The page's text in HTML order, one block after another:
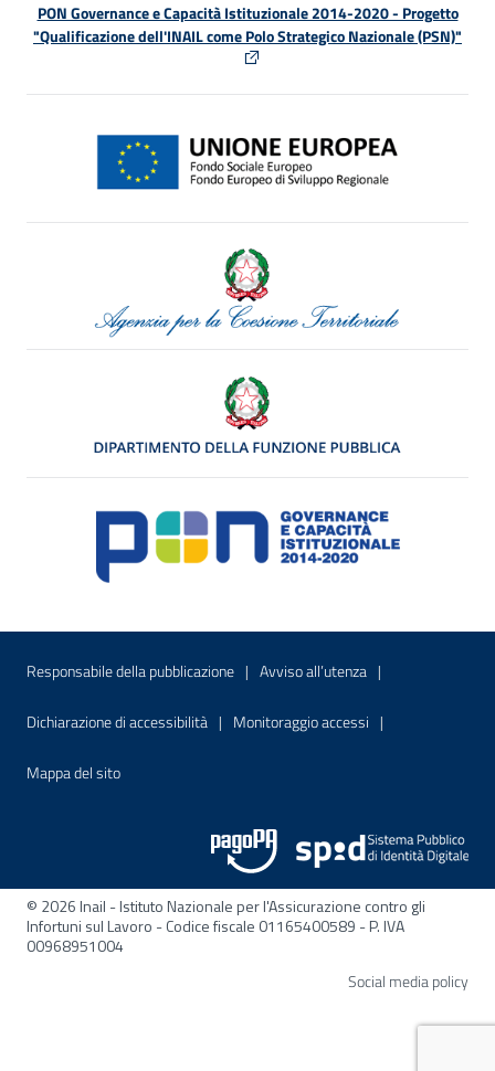
PON Governance e Capacità Istituzionale 2014-2020 - Progetto
"Qualificazione dell'INAIL come Polo Strategico Nazionale (PSN)"
Menu di servizio
Responsabile della pubblicazione Sito interno - Apre in una nuova
Avviso all’utenza Sito interno -
Dichiarazione di accessibilità Sito interno - Apre in una nuova finestra
Monitoraggio accessi Sito interno -
Mappa del sitoSito interno - Apre nella stessa finestra
© 2026 Inail - Istituto Nazionale per l'Assicurazione contro gli
Infortuni sul Lavoro - Codice fiscale 01165400589 - P. IVA
00968951004
Social media policy